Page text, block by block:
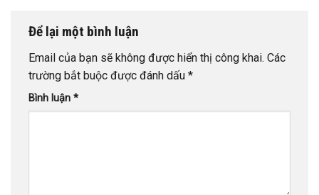
Để lại một bình luận
Email của bạn sẽ không được hiển thị công khai. Các
trường bắt buộc được đánh dấu *
Bình luận *